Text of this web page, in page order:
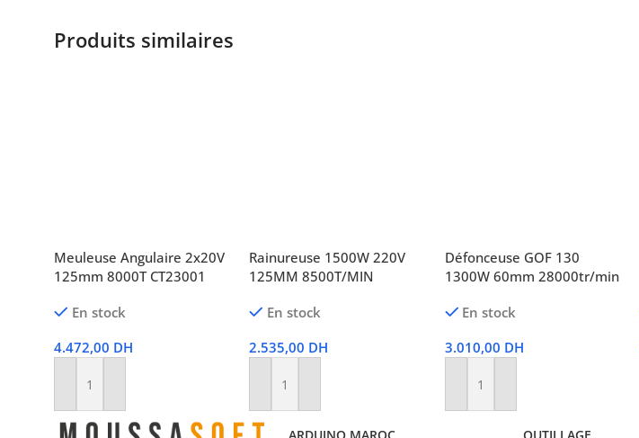
Produits similaires
Meuleuse Angulaire 2x20V
125mm 8000T CT23001
En stock
4.472,00 DH
Ajouter Au Panier
Rainureuse 1500W 220V
125MM 8500T/MIN
En stock
2.535,00 DH
Ajouter Au Panier
Défonceuse GOF 130
1300W 60mm 28000tr/min
En stock
3.010,00 DH
Ajouter Au Panier